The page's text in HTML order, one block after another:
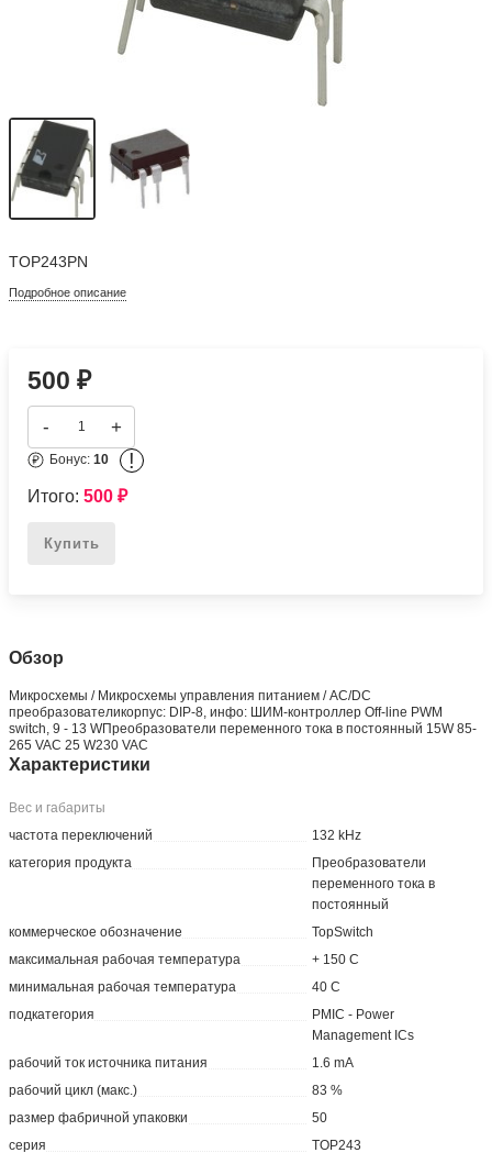
TOP243PN
Подробное описание
500₽
- +
Бонус:10 !
Итого:500₽
Купить
Обзор
Микросхемы / Микросхемы управления питанием / AC/DC
преобразователикорпус: DIP-8, инфо: ШИМ-контроллер Off-line PWM
switch, 9 - 13 WПреобразователи переменного тока в постоянный 15W 85-
265 VAC 25 W230 VAC
Характеристики
Вес и габариты
частота переключений
132 kHz
категория продукта
Преобразователи
переменного тока в
постоянный
коммерческое обозначение
TopSwitch
максимальная рабочая температура
+ 150 C
минимальная рабочая температура
40 C
подкатегория
PMIC - Power
Management ICs
рабочий ток источника питания
1.6 mA
рабочий цикл (макс.)
83 %
размер фабричной упаковки
50
серия
TOP243